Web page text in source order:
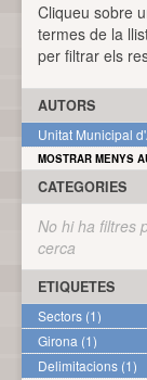
Cliqueu sobre
termes de la
per filtrar els
AUTORS
Unitat Municipal
MOSTRAR MENYS
CATEGORIES
No hi ha filtres
cerca
ETIQUETES
Sectors (1)
Girona (1)
Delimitacions (1)